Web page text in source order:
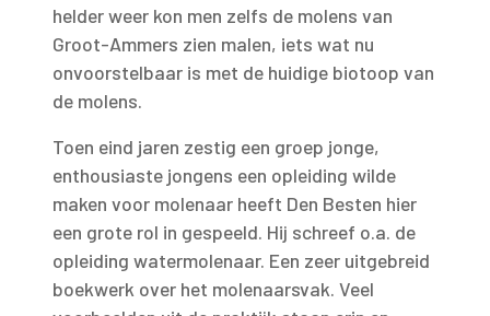
helder weer kon men zelfs de molens van
Groot-Ammers zien malen, iets wat nu
onvoorstelbaar is met de huidige biotoop van
de molens.
Toen eind jaren zestig een groep jonge,
enthousiaste jongens een opleiding wilde
maken voor molenaar heeft Den Besten hier
een grote rol in gespeeld. Hij schreef o.a. de
opleiding watermolenaar. Een zeer uitgebreid
boekwerk over het molenaarsvak. Veel